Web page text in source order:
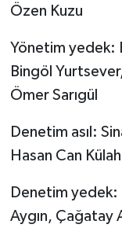
Özen Kuzu
Yönetim yedek:
Bingöl
Ömer Sarıgül
Denetim asıl:
Hasan Can
Denetim yedek:
Aygın, Çağatay